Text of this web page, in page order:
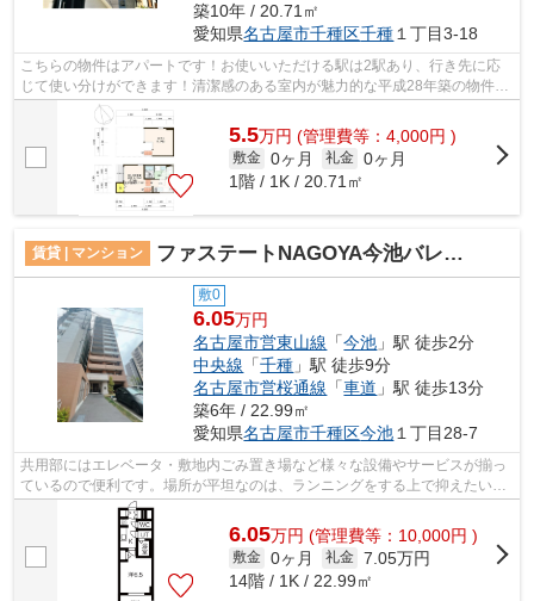
築10年 / 20.71㎡
愛知県名古屋市千種区千種１丁目3-18
こちらの物件はアパートです！お使いいただける駅は2駅あり、行き先に応
じて使い分けができます！清潔感のある室内が魅力的な平成28年築の物件と
なっており、一押しです！初期費用はカ...
5.5万円 (管理費等：4,000円 )
敷金 0ヶ月 礼金 0ヶ月
1階 / 1K / 20.71㎡
賃貸 | マンション ファステートNAGOYA今池バレンシア
敷0
6.05万円
名古屋市営東山線 「今池 」駅 徒歩2分
中央線 「千種 」駅 徒歩9分
名古屋市営桜通線 「車道 」駅 徒歩13分
築6年 / 22.99㎡
愛知県名古屋市千種区今池 １丁目28-7
共用部にはエレベータ・敷地内ごみ置き場など様々な設備やサービスが揃っ
ているので便利です。場所が平坦なのは、ランニングをする上で抑えたいポ
イントですね。お車をお持ちの方にオ...
6.05万円 (管理費等：10,000円 )
敷金 0ヶ月 礼金 7.05万円
14階 / 1K / 22.99㎡